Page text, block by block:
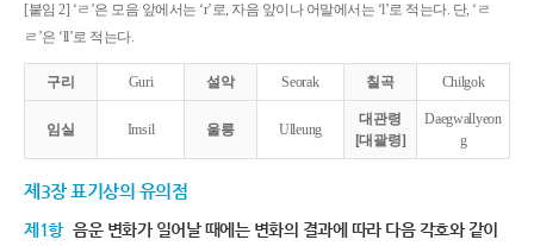
[붙임 2] ‘ㄹ’은 모음 앞에서는 ‘r’로, 자음 앞이나 어말에서는 ‘l’로 적는다. 단, ‘ㄹ
ㄹ’은 ‘ll’로 적는다.
구리 Guri 설악 Seorak 칠곡 Chilgok
임실 Imsil 울릉 Ulleung
대관령
[대괄령]
Daegwallyeon
g
제3장 표기상의 유의점
제1항 음운 변화가 일어날 때에는 변화의 결과에 따라 다음 각호와 같이